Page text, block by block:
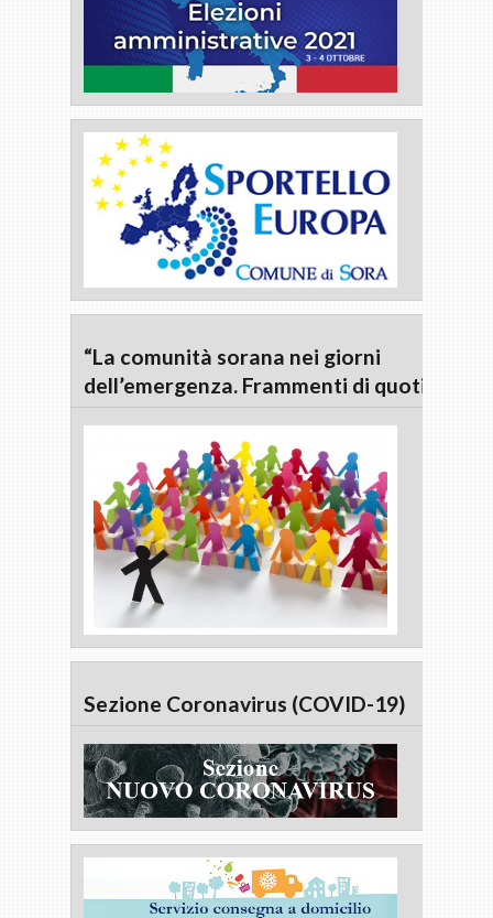
“La comunità sorana nei giorni
dell’emergenza. Frammenti di
Sezione Coronavirus (COVID-19)